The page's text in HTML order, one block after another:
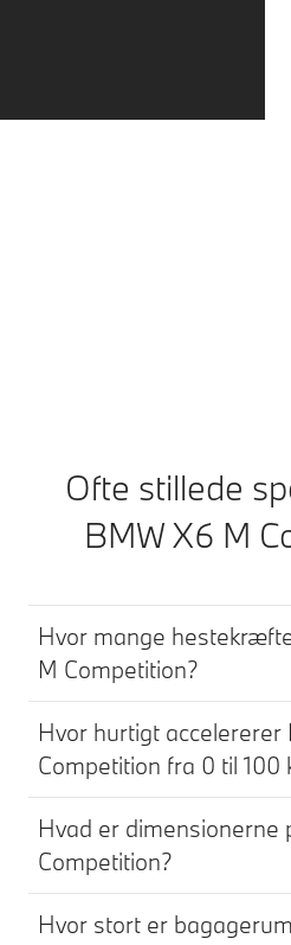
Service — når du har
Ofte stillede
BMW X6 M
Hvor mange
M Competition?
Hvor hurtigt accelererer
Competition fra 0 til 100
Hvad er dimensionerne
Competition?
Hvor stort er